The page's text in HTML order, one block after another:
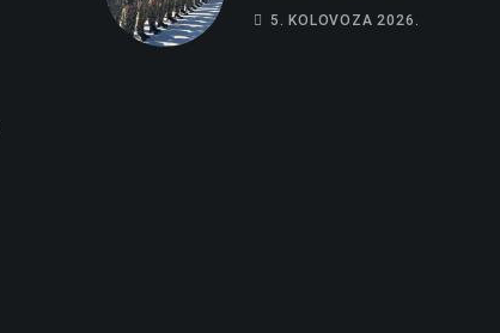
Evo kamo odlazi 82
5. KOLOVOZA 2026.